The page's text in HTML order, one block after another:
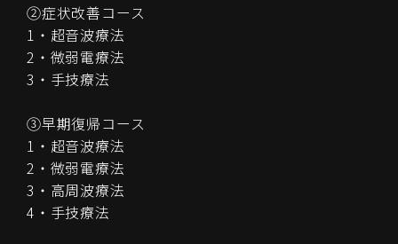
②症状改善コース
1・超音波療法
2・微弱電療法
3・手技療法
③早期復帰コース
1・超音波療法
2・微弱電療法
3・高周波療法
4・手技療法